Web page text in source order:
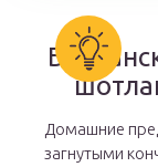
Домашние
загнутыми